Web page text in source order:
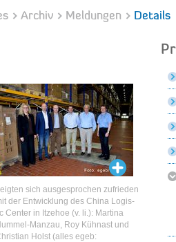
Archiv Meldungen Details
sich ausgesprochen zufrieden
der Entwicklung des China Logis-
Center in Itzehoe (v. li.): Martina
Manzau, Roy Kühnast und
Holst (alles egeb: